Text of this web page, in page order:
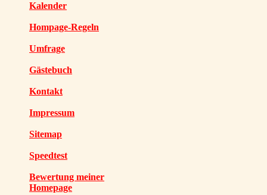
Kalender
Hompage-Regeln
Umfrage
Gästebuch
Kontakt
Impressum
Sitemap
Speedtest
Bewertung meiner
Homepage